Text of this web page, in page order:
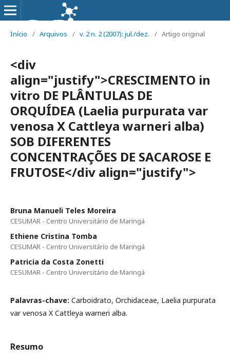
Início / Arquivos / v. 2 n. 2 (2007): jul./dez. / Artigo original
<div
align="justify">CRESCIMENTO in
vitro DE PLÂNTULAS DE
ORQUÍDEA (Laelia purpurata var
venosa X Cattleya warneri alba)
SOB DIFERENTES
CONCENTRAÇÕES DE SACAROSE E
FRUTOSE</div align="justify">
Bruna Manueli Teles Moreira
CESUMAR - Centro Universitário de Maringá
Ethiene Cristina Tomba
CESUMAR - Centro Universitário de Maringá
Patricia da Costa Zonetti
CESUMAR - Centro Universitário de Maringá
Palavras-chave: Carboidrato, Orchidaceae, Laelia purpurata
var venosa X Cattleya warneri alba.
Resumo